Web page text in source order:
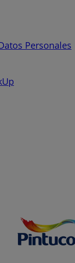
Personales